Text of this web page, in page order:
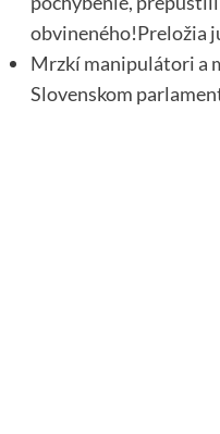
obvineného!Preložia
Mrzkí manipulátori a
Slovenskom